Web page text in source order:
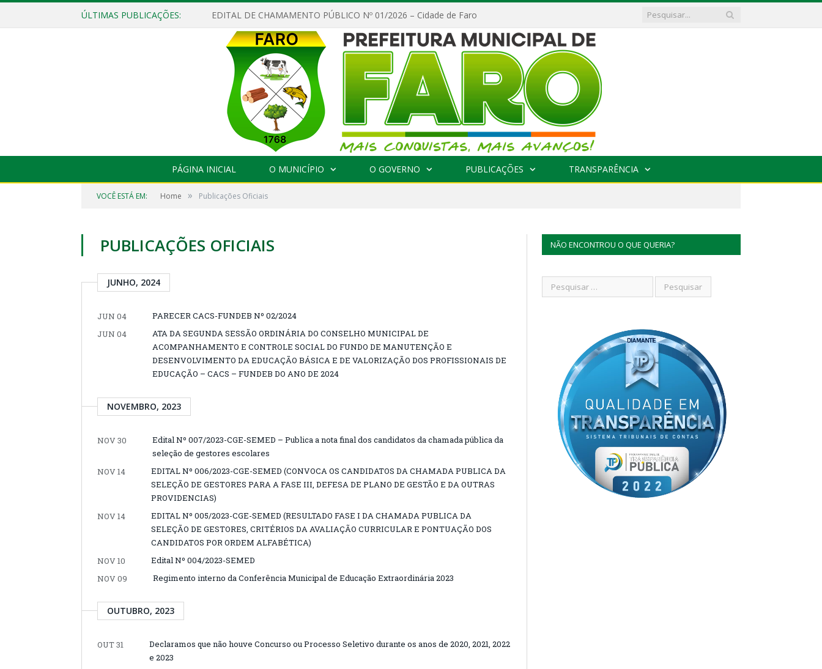
ÚLTIMAS PUBLICAÇÕES: EDITAL DE CHAMAMENTO PÚBLICO Nº 01/2026 – Cidade de Faro
PÁGINA INICIAL O MUNICÍPIO O GOVERNO PUBLICAÇÕES TRANSPARÊNCIA
VOCÊ ESTÁ EM: Home » Publicações Oficiais
PUBLICAÇÕES OFICIAIS
JUNHO, 2024
JUN 04
PARECER CACS-FUNDEB Nº 02/2024
JUN 04
ATA DA SEGUNDA SESSÃO ORDINÁRIA DO CONSELHO MUNICIPAL DE
ACOMPANHAMENTO E CONTROLE SOCIAL DO FUNDO DE MANUTENÇÃO E
DESENVOLVIMENTO DA EDUCAÇÃO BÁSICA E DE VALORIZAÇÃO DOS PROFISSIONAIS DE
EDUCAÇÃO – CACS – FUNDEB DO ANO DE 2024
NOVEMBRO, 2023
NOV 30
Edital Nº 007/2023-CGE-SEMED – Publica a nota final dos candidatos da chamada pública da
seleção de gestores escolares
NOV 14
EDITAL Nº 006/2023-CGE-SEMED (CONVOCA OS CANDIDATOS DA CHAMADA PUBLICA DA
SELEÇÃO DE GESTORES PARA A FASE III, DEFESA DE PLANO DE GESTÃO E DA OUTRAS
PROVIDENCIAS)
NOV 14
EDITAL Nº 005/2023-CGE-SEMED (RESULTADO FASE I DA CHAMADA PUBLICA DA
SELEÇÃO DE GESTORES, CRITÉRIOS DA AVALIAÇÃO CURRICULAR E PONTUAÇÃO DOS
CANDIDATOS POR ORDEM ALFABÉTICA)
NOV 10
Edital Nº 004/2023-SEMED
NOV 09
Regimento interno da Conferência Municipal de Educação Extraordinária 2023
OUTUBRO, 2023
OUT 31
Declaramos que não houve Concurso ou Processo Seletivo durante os anos de 2020, 2021, 2022
e 2023
NÃO ENCONTROU O QUE QUERIA?